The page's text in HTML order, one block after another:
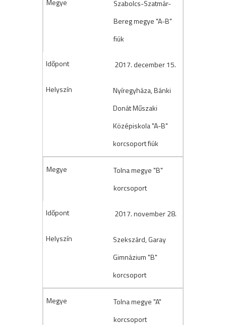
Szabolcs-Szatmár-
Bereg megye "A-B"
fiúk
2017. december 15.
Nyíregyháza, Bánki
Donát Műszaki
Középiskola "A-B"
korcsoport fiúk
Tolna megye "B"
korcsoport
2017. november 28.
Szekszárd, Garay
Gimnázium "B"
korcsoport
Tolna megye "A"
korcsoport